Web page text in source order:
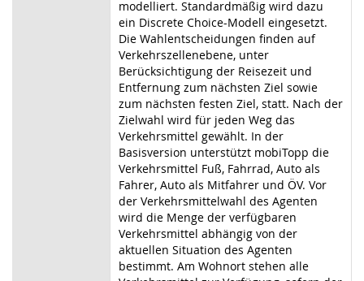
modelliert. Standardmäßig wird dazu
ein Discrete Choice-Modell eingesetzt.
Die Wahlentscheidungen finden auf
Verkehrszellenebene, unter
Berücksichtigung der Reisezeit und
Entfernung zum nächsten Ziel sowie
zum nächsten festen Ziel, statt. Nach der
Zielwahl wird für jeden Weg das
Verkehrsmittel gewählt. In der
Basisversion unterstützt mobiTopp die
Verkehrsmittel Fuß, Fahrrad, Auto als
Fahrer, Auto als Mitfahrer und ÖV. Vor
der Verkehrsmittelwahl des Agenten
wird die Menge der verfügbaren
Verkehrsmittel abhängig von der
aktuellen Situation des Agenten
bestimmt. Am Wohnort stehen alle